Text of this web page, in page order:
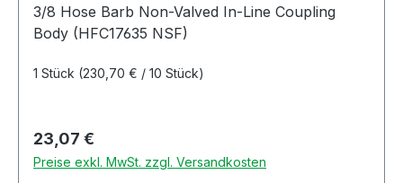
3/8 Hose Barb Non-Valved In-Line Coupling
Body (HFC17635 NSF)
1 Stück (230,70 € / 10 Stück)
Regulärer Preis:
23,07 €
Preise exkl. MwSt. zzgl. Versandkosten